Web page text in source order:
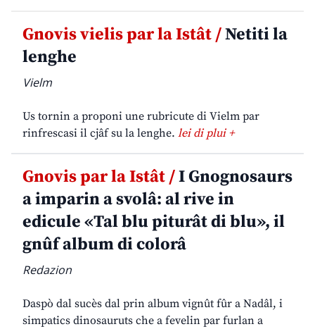
Gnovis vielis par la Istât /Netiti la
lenghe
Vielm
Us tornin a proponi une rubricute di Vielm par
rinfrescasi il cjâf su la lenghe. lei di plui +
Gnovis par la Istât /I Gnognosaurs
a imparin a svolâ: al rive in
edicule «Tal blu piturât di blu», il
gnûf album di colorâ
Redazion
Daspò dal sucès dal prin album vignût fûr a Nadâl, i
simpatics dinosauruts che a fevelin par furlan a